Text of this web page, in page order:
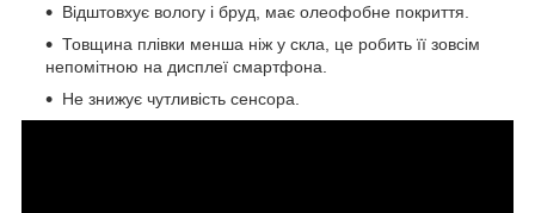
Відштовхує вологу і бруд, має олеофобне покриття.
Товщина плівки менша ніж у скла, це робить її зовсім
непомітною на дисплеї смартфона.
Не знижує чутливість сенсора.